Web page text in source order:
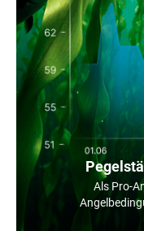
Als Pro-